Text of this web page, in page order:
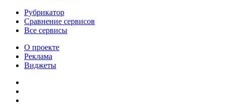
Рубрикатор
Сравнение сервисов
Все сервисы
О проекте
Реклама
Виджеты